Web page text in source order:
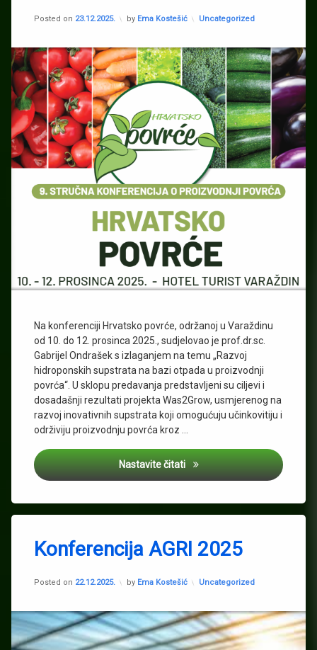
Posted on 23.12.2025.
Updated on 03.02.2026.
by Ema Kostešić Kategorije:
Uncategorized
Na konferenciji Hrvatsko povrće, održanoj u Varaždinu
od 10. do 12. prosinca 2025., sudjelovao je prof.dr.sc.
Gabrijel Ondrašek s izlaganjem na temu „Razvoj
hidroponskih supstrata na bazi otpada u proizvodnji
povrća“. U sklopu predavanja predstavljeni su ciljevi i
dosadašnji rezultati projekta Was2Grow, usmjerenog na
razvoj inovativnih supstrata koji omogućuju učinkovitiju i
održiviju proizvodnju povrća kroz …
Nastavite čitati Was2Grow predstavljen na
Was2grow
Konferencija AGRI 2025
Posted on 22.12.2025.
Updated on 03.02.2026.
by Ema Kostešić Kategorije:
Uncategorized
Biootpad
Maja
Jakšić
Was2grow